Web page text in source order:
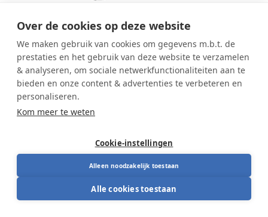
Over de cookies op deze website
We maken gebruik van cookies om gegevens m.b.t. de
prestaties en het gebruik van deze website te verzamelen
& analyseren, om sociale netwerkfunctionaliteiten aan te
bieden en onze content & advertenties te verbeteren en
personaliseren.
Kom meer te weten
Cookie-instellingen
Alleen noodzakelijk toestaan
Alle cookies toestaan
Viewgo pro enkelvoudige
monitorarm
waarmee je je monitor flexibel positioneert. Door de
soepele verstelling in hoogte en kijkhoek werk je
comfortabeler en creëer je meer ruimte op je
bureau. Ideaal voor professionele werkplekken waar
Geschikt voor 1 scherm (VESA 75x75 / 100x100)
Draaggewicht: 2–9 kg (tot 32")